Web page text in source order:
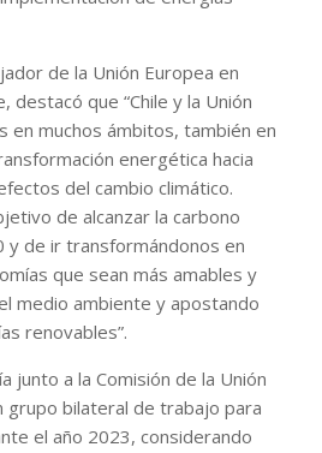
de la Unión Europea en
destacó que “Chile y la Unión
en muchos ámbitos, también en
energética hacia
del cambio climático.
de alcanzar la carbono
y de ir transformándonos en
que sean más amables y
medio ambiente y apostando
renovables”.
junto a la Comisión de la Unión
grupo bilateral de trabajo para
el año 2023, considerando